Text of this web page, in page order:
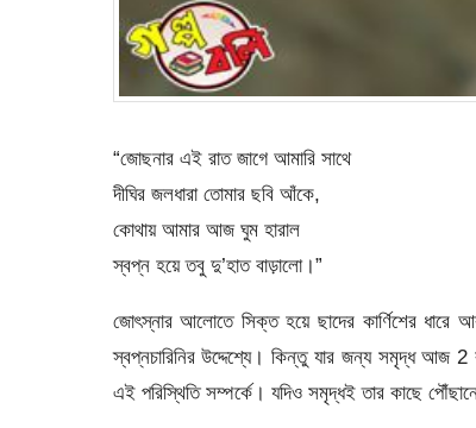
“জোছনার এই রাত জাগে আমারি সাথে
দীঘির জলধারা তোমার ছবি আঁকে,
কোথায় আমার আজ ঘুম হারাল
স্বপ্ন হয়ে তবু দু’হাত বাড়ালো।”
জোৎস্নার আলোতে সিক্ত হয়ে ছাদের কার্ণিশের ধারে
স্বপ্নচারিনির উদ্দেশ্যে। কিন্তু যার জন্য সমৃদ্ধ আজ 2
এই পরিস্থিতি সম্পর্কে। যদিও সমৃদ্ধই তার কাছে